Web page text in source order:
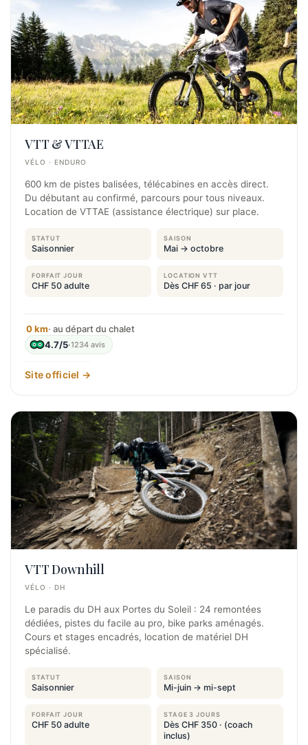
VTT & VTTAE
VÉLO · ENDURO
600 km de pistes balisées, télécabines en accès direct.
Du débutant au confirmé, parcours pour tous niveaux.
Location de VTTAE (assistance électrique) sur place.
STATUT
Saisonnier
SAISON
Mai → octobre
FORFAIT JOUR
CHF 50 adulte
LOCATION VTT
Dès CHF 65 · par jour
0 km· au départ du chalet
4.7/5·1234 avis
Site officiel →
VTT Downhill
VÉLO · DH
Le paradis du DH aux Portes du Soleil : 24 remontées
dédiées, pistes du facile au pro, bike parks aménagés.
Cours et stages encadrés, location de matériel DH
spécialisé.
STATUT
Saisonnier
SAISON
Mi-juin → mi-sept
FORFAIT JOUR
CHF 50 adulte
STAGE 3 JOURS
Dès CHF 350 · (coach
inclus)